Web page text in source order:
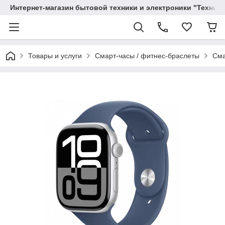
Интернет-магазин бытовой техники и электроники
Товары и услуги Смарт-часы / фитнес-браслеты